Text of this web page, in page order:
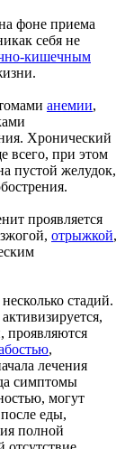
фоне приема
себя не
кишечным
анемии,
Хронический
всего, при этом
пустой желудок,
проявляется
отрыжкой,
стадий.
проявляются
,
лечения
симптомы
могут
еды,
полной